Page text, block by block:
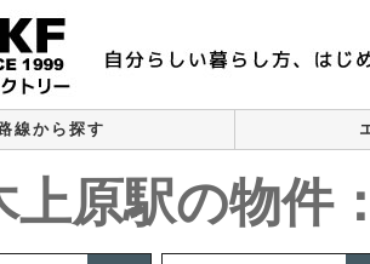
線から探す
上原駅の物件